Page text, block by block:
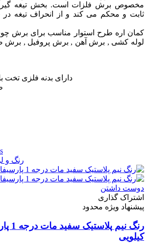
مخصوص برش فلزات است. بخش تیغه
ثابت و محکم می کند و از انحراف تیغه در
کمان اره طرح استوار مناسب برای برش
لوله کشی , برش آهن , برش پروفیل , برش
دارای بدنه فلزی تخت با
رنگ و
دوست داشتن
اشتراک گذاری
پیشنهاد ویژه محدود
کیلویی